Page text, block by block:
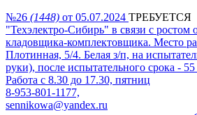
№26 (1448) от 05.07.2024 ТРЕБУЕТСЯ
"Техэлектро-Сибирь" в связи с
кладовщика-комплектовщика. Место
Плотинная, 5/4. Белая з/п, на
руки), после испытательного срока -
Работа с 8.30 до 17.30, пятниц
8-953-801-1177,
sennikowa@yandex.ru